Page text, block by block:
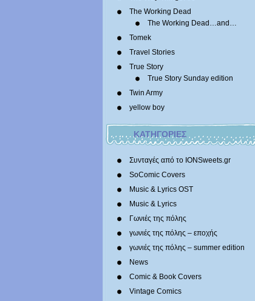
The Working Dead
The Working Dead…and…
Tomek
Travel Stories
True Story
True Story Sunday edition
Twin Army
yellow boy
ΚΑΤΗΓΟΡΙΕΣ
Συνταγές από το IONSweets.gr
SoComic Covers
Music & Lyrics OST
Music & Lyrics
Γωνιές της πόλης
γωνιές της πόλης – εποχής
γωνιές της πόλης – summer edition
News
Comic & Book Covers
Vintage Comics